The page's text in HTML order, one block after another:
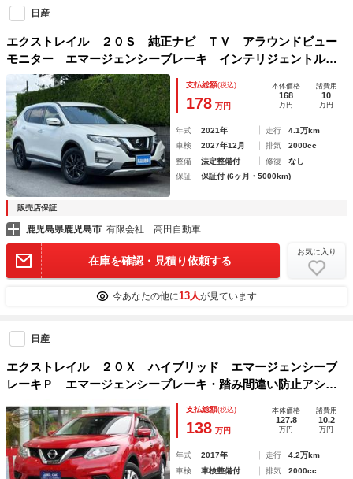
日産
エクストレイル ２０Ｓ 純正ナビ ＴＶ アラウンドビュー
モニター エマージェンシーブレーキ インテリジェントルー
ムミラー １７ＡＷ
支払総額(税込)
178 万円
本体価格
168
万円
諸費用
10
万円
年式 2021年 走行
4.1万km
車検
2027年12月 排気
2000cc
整備
法定整備付 修復
なし
保証
保証付 (6ヶ月・5000km)
販売店保証
鹿児島県鹿児島市 有限会社 高田自動車
在庫を確認・見積り依頼する
お気に入り
今あなたの他に13人が見ています
日産
エクストレイル ２０Ｘ ハイブリッド エマージェンシーブ
レーキＰ エマージェンシーブレーキ・踏み間違い防止アシス
ト・フロント＆バックソナー・車線逸脱警報・純正ナビ＋Ｔ
Ｖ・バックビューモニター・ＬＥＤヘッドランプ・純正ＡＷ・
本革巻ステアリング＆本革巻シフトノブ・ＥＴＣ
支払総額(税込)
138 万円
本体価格
127.8
万円
諸費用
10.2
万円
年式 2017年 走行
4.2万km
車検
車検整備付 排気
2000cc